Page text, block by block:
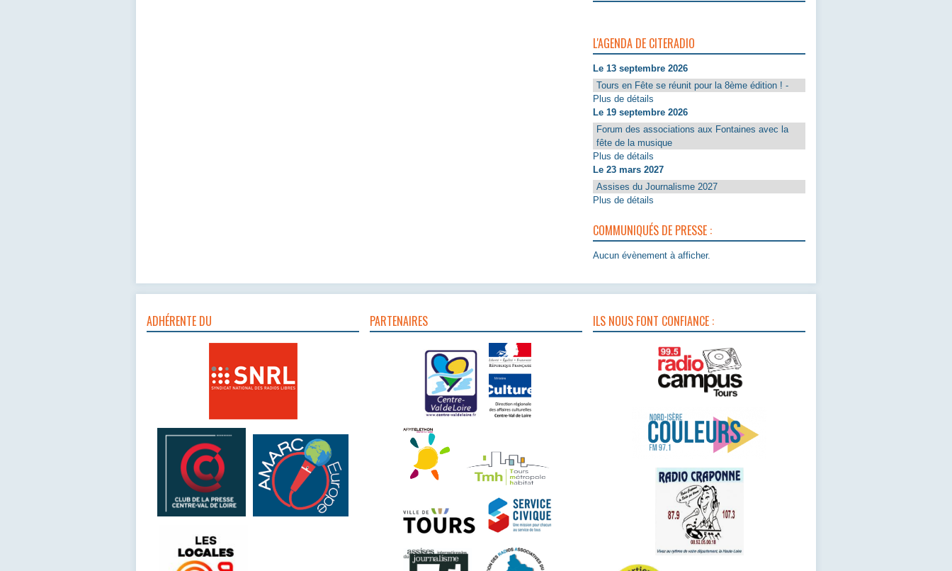
L'AGENDA DE CITERADIO
Le 13 septembre 2026
Tours en Fête se réunit pour la 8ème édition ! -
Plus de détails
Le 19 septembre 2026
Forum des associations aux Fontaines avec la
fête de la musique
Plus de détails
Le 23 mars 2027
Assises du Journalisme 2027
Plus de détails
COMMUNIQUÉS DE PRESSE :
Aucun évènement à afficher.
ADHÉRENTE DU PARTENAIRES ILS NOUS FONT CONFIANCE :